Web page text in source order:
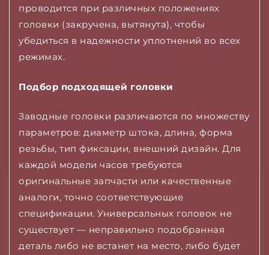
проводится при различных положениях
головки (закручена, вытянута), чтобы
убедиться в надежности уплотнений во всех
режимах.
Подбор подходящей головки
Заводные головки различаются по множеству
параметров: диаметр штока, длина, форма
резьбы, тип фиксации, внешний дизайн. Для
каждой модели часов требуются
оригинальные запчасти или качественные
аналоги, точно соответствующие
спецификации. Универсальных головок не
существует — неправильно подобранная
деталь либо не встанет на место, либо будет